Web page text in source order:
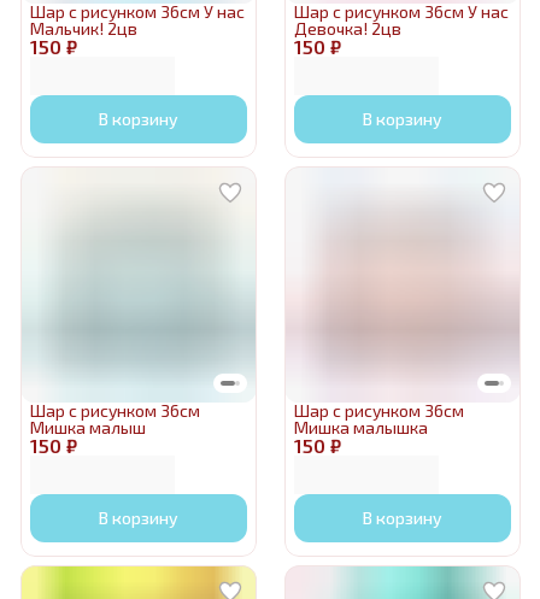
150 ₽
Шар с рисунком 36см У нас
Мальчик! 2цв
В корзину
150 ₽
Шар с рисунком 36см У нас
Девочка! 2цв
В корзину
150 ₽
Шар с рисунком 36см
Мишка малыш
В корзину
150 ₽
Шар с рисунком 36см
Мишка малышка
В корзину